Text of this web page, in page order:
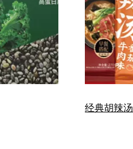
经典胡辣汤